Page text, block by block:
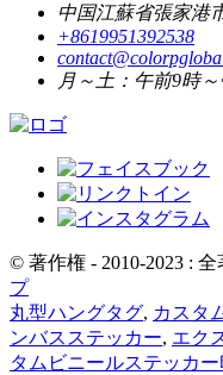
中国江蘇省張家港
+8619951392538
月～土：午前9時～
© 著作権 - 2010-2023 : 全
プ
丸型ハングタグ, カスタ
ンバスステッカー, エク
タムビニールステッカー